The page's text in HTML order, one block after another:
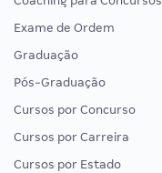
Exame de Ordem
Graduação
Pós-Graduação
Cursos por Concurso
Cursos por Carreira
Cursos por Estado